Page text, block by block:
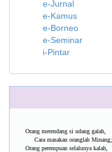
e-Jurnal
e-Kamus
e-Borneo
e-Seminar
i-Pintar
Orang merendang si udang galah,
Cara masakan oranglah Minang;
Orang perempuan selalunya kalah,